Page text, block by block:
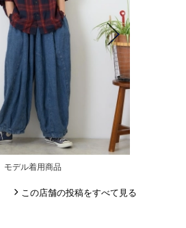
モデル着用商品
この店舗の投稿をすべて見る